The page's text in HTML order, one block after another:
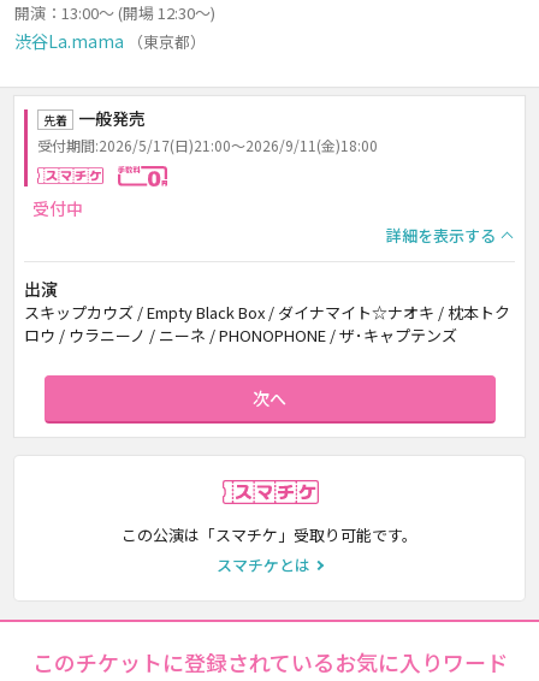
開演：13:00～ (開場 12:30～)
渋谷La.mama （東京都）
先着 一般発売
受付期間:2026/5/17(日)21:00～2026/9/11(金)18:00
スマチケ
受付中
詳細を表示する
出演
スキップカウズ / Empty Black Box / ダイナマイト☆ナオキ / 枕本トク
ロウ / ウラニーノ / ニーネ / PHONOPHONE / ザ･キャプテンズ
次へ
この公演は「スマチケ」受取り可能です。
スマチケとは
このチケットに登録されているお気に入りワード